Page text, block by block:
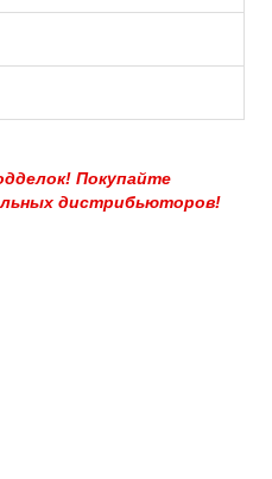
Покупайте
дистрибьюторов!